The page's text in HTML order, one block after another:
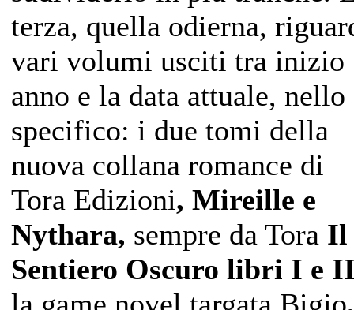
terza, quella odierna,
vari volumi usciti tra inizio
anno e la data attuale, nello
specifico: i due tomi della
nuova collana romance di
Tora Edizioni, Mireille e
Nythara, sempre da Tora Il
Sentiero Oscuro libri I e